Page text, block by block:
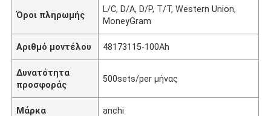
Όροι πληρωμής
L/C, D/A, D/P, T/T, Western Union,
MoneyGram
Αριθμό μοντέλου 48173115-100Ah
Δυνατότητα
προσφοράς
500sets/per μήνας
Μάρκα anchi